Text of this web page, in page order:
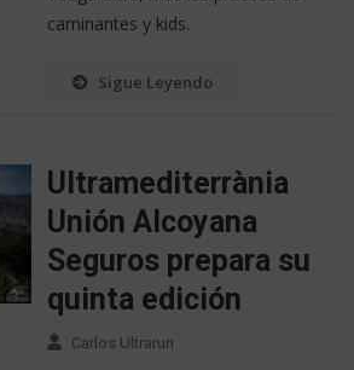
caminantes y kids.
Sigue Leyendo
Ultramediterrània
Unión Alcoyana
Seguros prepara su
quinta edición
Carlos Ultrarun